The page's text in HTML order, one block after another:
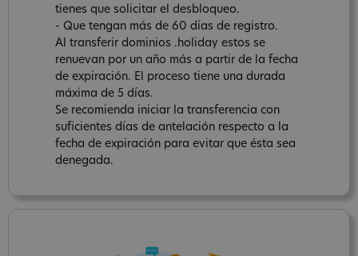
tienes que solicitar el desbloqueo.
- Que tengan más de 60 días de registro.
Al transferir dominios .holiday estos se
renuevan por un año más a partir de la fecha
de expiración. El proceso tiene una durada
máxima de 5 días.
Se recomienda iniciar la transferencia con
suficientes días de antelación respecto a la
fecha de expiración para evitar que ésta sea
denegada.